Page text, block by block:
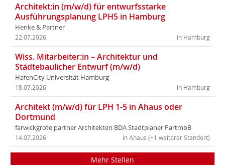
Architekt:in (m/w/d) für entwurfsstarke
Ausführungsplanung LPH5 in Hamburg
Henke & Partner
in Hamburg
22.07.2026
Wiss. Mitarbeiter:in – Architektur und
Städtebaulicher Entwurf (m/w/d)
HafenCity Universität Hamburg
in Hamburg
18.07.2026
Architekt (m/w/d) für LPH 1-5 in Ahaus oder
Dortmund
farwickgrote partner Architekten BDA Stadtplaner PartmbB
in Ahaus (+1 weiterer Standort)
14.07.2026
Mehr Stellen